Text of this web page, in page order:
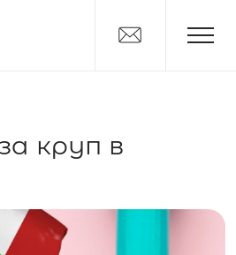
круп в